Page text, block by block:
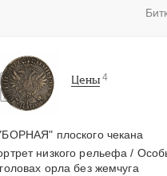
плоского чекана
низкого рельефа /
орла без жемчуга
Цены 4